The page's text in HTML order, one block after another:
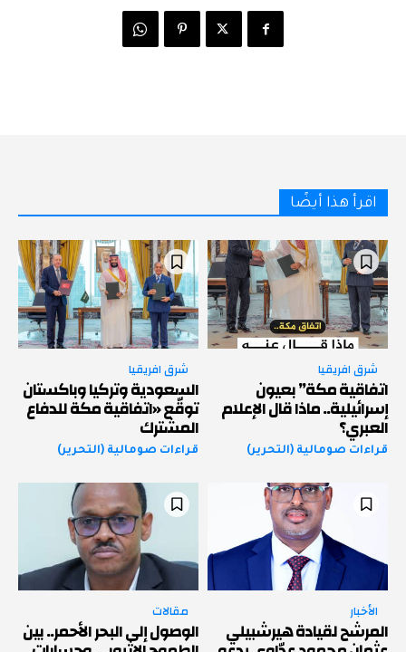
اقرأ هذا أيضًا
شرق افريقيا
اتفاقية مكة” بعيون
إسرائيلية.. ماذا قال الإعلام
العبري؟
قراءات صومالية (التحرير)
شرق افريقيا
السعودية وتركيا وباكستان
توقّع «اتفاقية مكة للدفاع
المشترك
قراءات صومالية (التحرير)
الأخبار
المرشح لقيادة هيرشبيلي
مقالات
الوصول إلى البحر الأحمر.. بين